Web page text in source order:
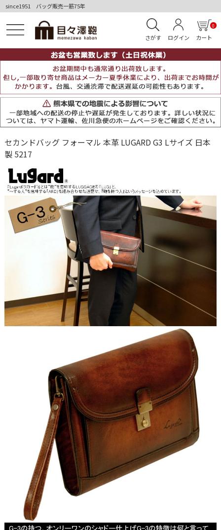
since1951 バッグ販売一筋75年
さがす ログイン カート
0
セカンドバッグ フォーマル 本革 LUGARD G3 Lサイズ 日本
製 5217